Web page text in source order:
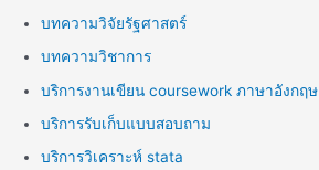
บทความวิจัยรัฐศาสตร์
บทความวิชาการ
บริการงานเขียน coursework ภาษาอังกฤษ
บริการรับเก็บแบบสอบถาม
บริการวิเคราะห์ stata